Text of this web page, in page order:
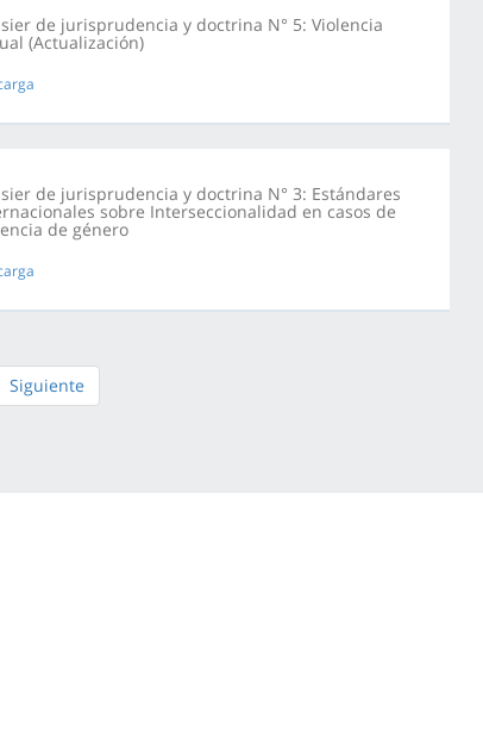
de jurisprudencia y doctrina N° 5: Violencia
(Actualización)
de jurisprudencia y doctrina N° 3: Estándares
sobre Interseccionalidad en casos de
de género
Siguiente